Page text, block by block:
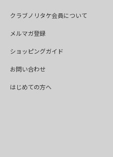
クラブノリタケ会員について
メルマガ登録
ショッピングガイド
お問い合わせ
はじめての方へ